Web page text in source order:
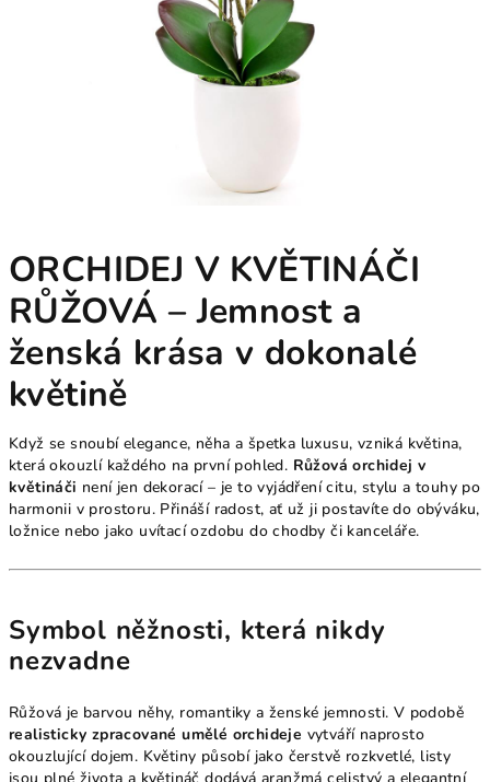
ORCHIDEJ V KVĚTINÁČI
RŮŽOVÁ – Jemnost a
ženská krása v dokonalé
květině
Když se snoubí elegance, něha a špetka luxusu, vzniká květina,
která okouzlí každého na první pohled. Růžová orchidej v
květináči není jen dekorací – je to vyjádření citu, stylu a touhy po
harmonii v prostoru. Přináší radost, ať už ji postavíte do obýváku,
ložnice nebo jako uvítací ozdobu do chodby či kanceláře.
Symbol něžnosti, která nikdy
nezvadne
Růžová je barvou něhy, romantiky a ženské jemnosti. V podobě
realisticky zpracované umělé orchideje vytváří naprosto
okouzlující dojem. Květiny působí jako čerstvě rozkvetlé, listy